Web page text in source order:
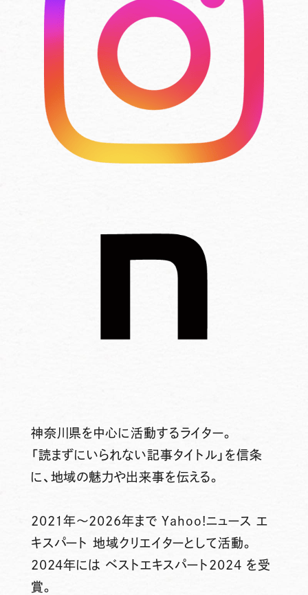
神奈川県を中心に活動するライター。
「読まずにいられない記事タイトル」を信条
に、地域の魅力や出来事を伝える。
2021年～2026年まで Yahoo!ニュース エ
キスパート 地域クリエイターとして活動。
2024年には ベストエキスパート2024 を受
賞。